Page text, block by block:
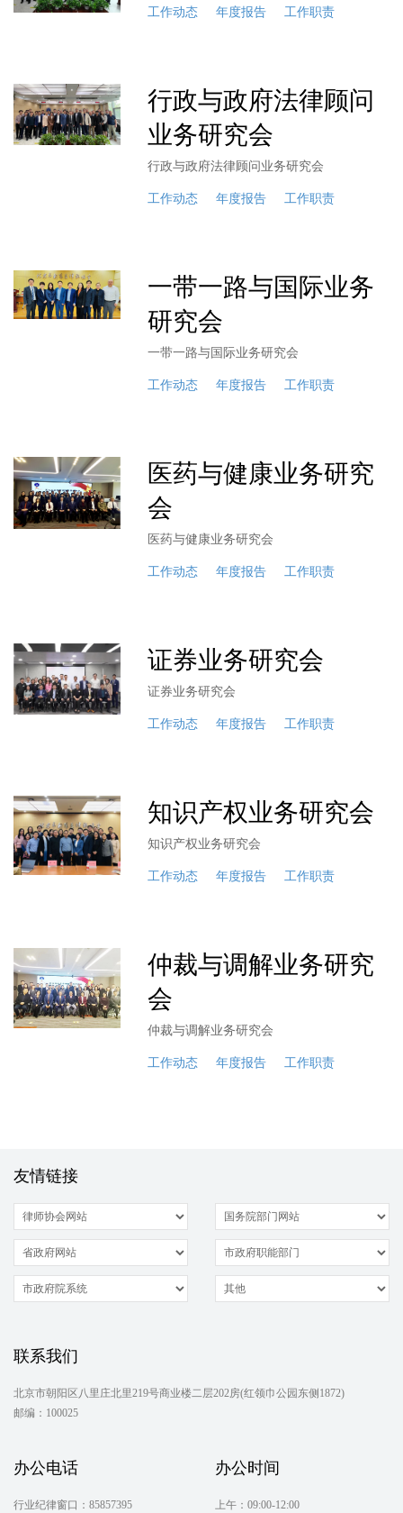
工作动态 年度报告 工作职责
行政与政府法律顾问
业务研究会
行政与政府法律顾问业务研究会
工作动态 年度报告 工作职责
一带一路与国际业务
研究会
一带一路与国际业务研究会
工作动态 年度报告 工作职责
医药与健康业务研究
会
医药与健康业务研究会
工作动态 年度报告 工作职责
证券业务研究会
证券业务研究会
工作动态 年度报告 工作职责
知识产权业务研究会
知识产权业务研究会
工作动态 年度报告 工作职责
仲裁与调解业务研究
会
仲裁与调解业务研究会
工作动态 年度报告 工作职责
友情链接
联系我们
北京市朝阳区八里庄北里219号商业楼二层202房(红领巾公园东侧1872)
邮编：100025
办公电话
行业纪律窗口：85857395
办公时间
上午：09:00-12:00